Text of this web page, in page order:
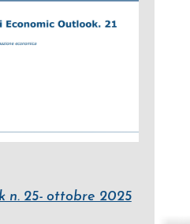
n. 25- ottobre 2025